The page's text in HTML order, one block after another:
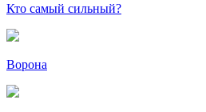
Кто самый сильный?
Ворона